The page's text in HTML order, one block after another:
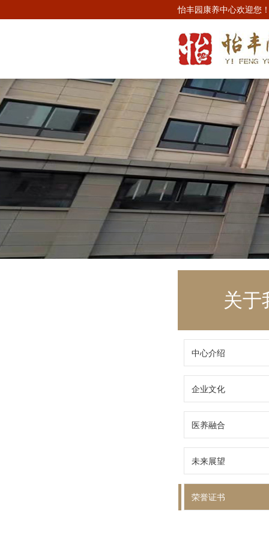
怡丰园康养中心欢迎您
关于
中心介绍
企业文化
医养融合
未来展望
荣誉证书